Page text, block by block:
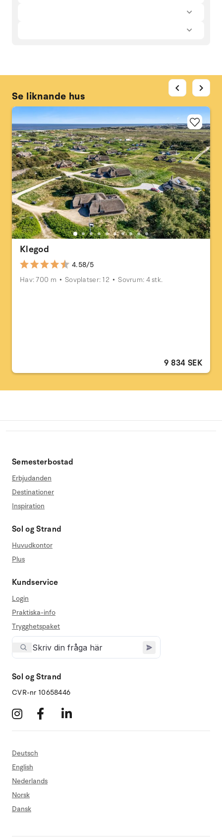
Se liknande hus
Klegod
4.58/5
Hav: 700 m
Sovplatser: 12 Sovrum: 4 stk.
9 834 SEK
chevron_left chevron_right
Semesterbostad
Erbjudanden
Destinationer
Inspiration
Sol og Strand
Huvudkontor
Plus
Kundservice
Login
Praktiska-info
Trygghetspaket
Sol og Strand
CVR-nr 10658446
Deutsch
English
Nederlands
Norsk
Dansk